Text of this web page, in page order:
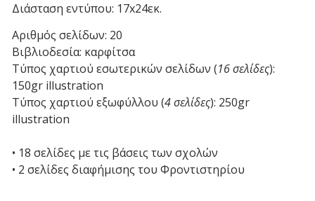
Διάσταση εντύπου: 17x24εκ.
Αριθμός σελίδων: 20
Βιβλιοδεσία: καρφίτσα
Τύπος χαρτιού εσωτερικών σελίδων (16 σελίδες):
150gr illustration
Τύπος χαρτιού εξωφύλλου (4 σελίδες): 250gr
illustration
• 18 σελίδες με τις βάσεις των σχολών
• 2 σελίδες διαφήμισης του Φροντιστηρίου